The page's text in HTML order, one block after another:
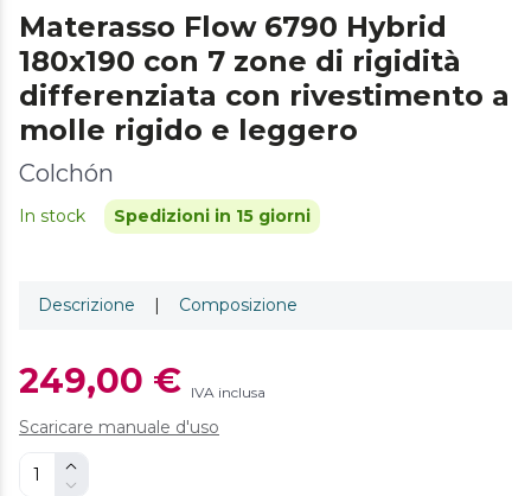
Materasso Flow 6790 Hybrid
180x190 con 7 zone di rigidità
differenziata con rivestimento a
molle rigido e leggero
Colchón
In stock Spedizioni in 15 giorni
Descrizione | Composizione
249,00 € IVA inclusa
Scaricare manuale d'uso